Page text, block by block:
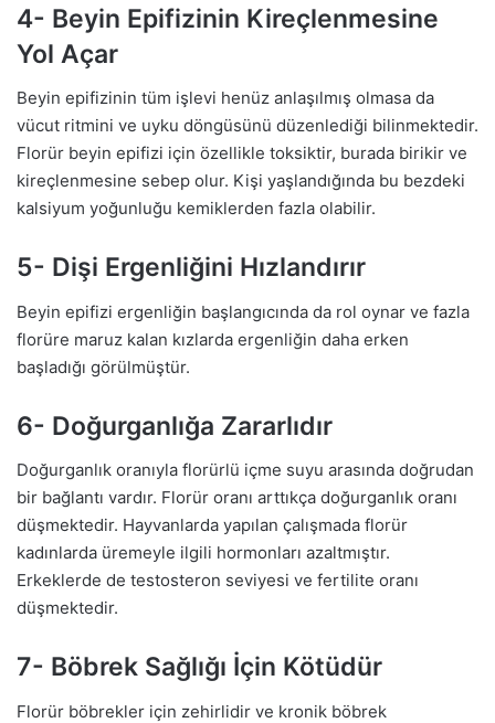
4- Beyin Epifizinin Kireçlenmesine
Yol Açar
Beyin epifizinin tüm işlevi henüz anlaşılmış olmasa da
vücut ritmini ve uyku döngüsünü düzenlediği bilinmektedir.
Florür beyin epifizi için özellikle toksiktir, burada birikir ve
kireçlenmesine sebep olur. Kişi yaşlandığında bu bezdeki
kalsiyum yoğunluğu kemiklerden fazla olabilir.
5- Dişi Ergenliğini Hızlandırır
Beyin epifizi ergenliğin başlangıcında da rol oynar ve fazla
florüre maruz kalan kızlarda ergenliğin daha erken
başladığı görülmüştür.
6- Doğurganlığa Zararlıdır
Doğurganlık oranıyla florürlü içme suyu arasında doğrudan
bir bağlantı vardır. Florür oranı arttıkça doğurganlık oranı
düşmektedir. Hayvanlarda yapılan çalışmada florür
kadınlarda üremeyle ilgili hormonları azaltmıştır.
Erkeklerde de testosteron seviyesi ve fertilite oranı
düşmektedir.
7- Böbrek Sağlığı İçin Kötüdür
Florür böbrekler için zehirlidir ve kronik böbrek